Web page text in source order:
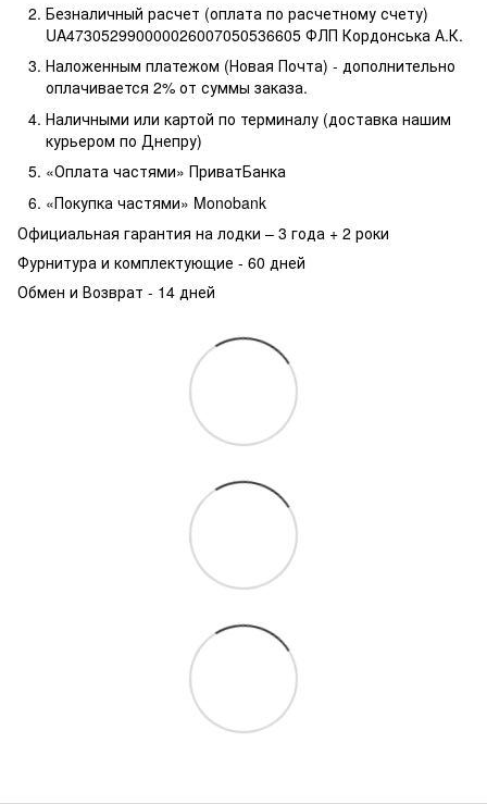
Безналичный расчет (оплата по расчетному счету)
UA473052990000026007050536605 ФЛП Кордонська А.К.
Наложенным платежом (Новая Почта) - дополнительно
оплачивается 2% от суммы заказа.
Наличными или картой по терминалу (доставка нашим
курьером по Днепру)
«Оплата частями» ПриватБанка
«Покупка частями» Monobank
Официальная гарантия на лодки – 3 года + 2 роки
Фурнитура и комплектующие - 60 дней
Обмен и Возврат - 14 дней